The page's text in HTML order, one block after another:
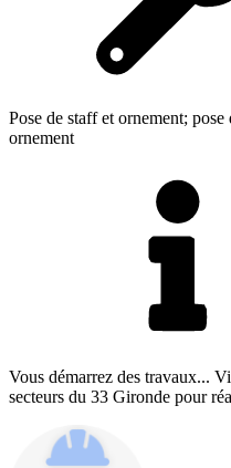
Pose de staff et ornement;
ornement
Vous démarrez des travaux...
secteurs du 33 Gironde pour